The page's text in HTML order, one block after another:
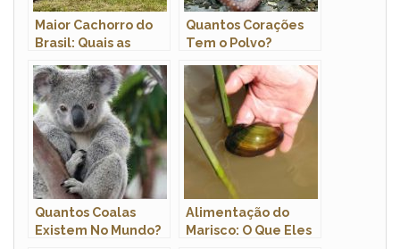
Maior Cachorro do
Brasil: Quais as
Quantos Corações
Tem o Polvo?
têm?
Quantos Coalas
Existem No Mundo?
Alimentação do
Marisco: O Que Eles